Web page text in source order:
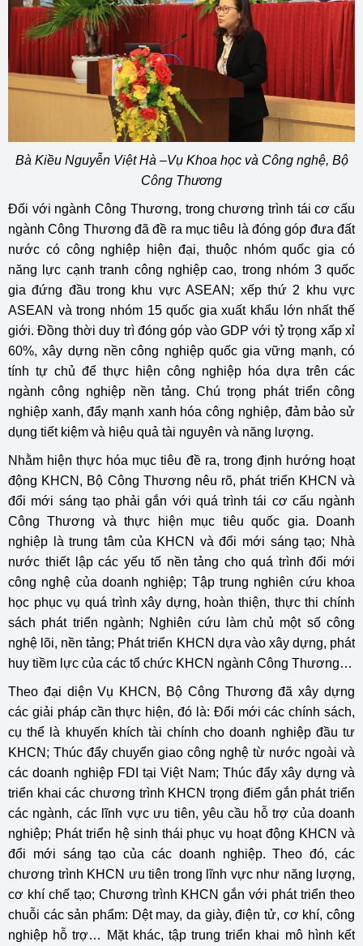
Bà Kiều Nguyễn Việt Hà –Vụ Khoa học và Công nghệ, Bộ
Công Thương
Đối với ngành Công Thương, trong chương trình tái cơ cấu
ngành Công Thương đã đề ra mục tiêu là đóng góp đưa đất
nước có công nghiệp hiện đại, thuộc nhóm quốc gia có
năng lực cạnh tranh công nghiệp cao, trong nhóm 3 quốc
gia đứng đầu trong khu vực ASEAN; xếp thứ 2 khu vực
ASEAN và trong nhóm 15 quốc gia xuất khẩu lớn nhất thế
giới. Đồng thời duy trì đóng góp vào GDP với tỷ trọng xấp xỉ
60%, xây dựng nền công nghiệp quốc gia vững mạnh, có
tính tự chủ để thực hiện công nghiệp hóa dựa trên các
ngành công nghiệp nền tảng. Chú trọng phát triển công
nghiệp xanh, đẩy mạnh xanh hóa công nghiệp, đảm bảo sử
dụng tiết kiệm và hiệu quả tài nguyên và năng lượng.
Nhằm hiện thực hóa mục tiêu đề ra, trong định hướng hoạt
động KHCN, Bộ Công Thương nêu rõ, phát triển KHCN và
đổi mới sáng tạo phải gắn với quá trình tái cơ cấu ngành
Công Thương và thực hiện mục tiêu quốc gia. Doanh
nghiệp là trung tâm của KHCN và đổi mới sáng tạo; Nhà
nước thiết lập các yếu tố nền tảng cho quá trình đổi mới
công nghệ của doanh nghiệp; Tập trung nghiên cứu khoa
học phục vụ quá trình xây dựng, hoàn thiện, thực thi chính
sách phát triển ngành; Nghiên cứu làm chủ một số công
nghệ lõi, nền tảng; Phát triển KHCN dựa vào xây dựng, phát
huy tiềm lực của các tổ chức KHCN ngành Công Thương…
Theo đại diện Vụ KHCN, Bộ Công Thương đã xây dựng
các giải pháp cần thực hiện, đó là: Đổi mới các chính sách,
cụ thể là khuyến khích tài chính cho doanh nghiệp đầu tư
KHCN; Thúc đẩy chuyển giao công nghệ từ nước ngoài và
các doanh nghiệp FDI tại Việt Nam; Thúc đẩy xây dựng và
triển khai các chương trình KHCN trọng điểm gắn phát triển
các ngành, các lĩnh vực ưu tiên, yêu cầu hỗ trợ của doanh
nghiệp; Phát triển hệ sinh thái phục vụ hoạt động KHCN và
đổi mới sáng tạo của các doanh nghiệp. Theo đó, các
chương trình KHCN ưu tiên trong lĩnh vực như năng lượng,
cơ khí chế tạo; Chương trình KHCN gắn với phát triển theo
chuỗi các sản phẩm: Dệt may, da giày, điện tử, cơ khí, công
nghiệp hỗ trợ… Mặt khác, tập trung triển khai mô hình kết